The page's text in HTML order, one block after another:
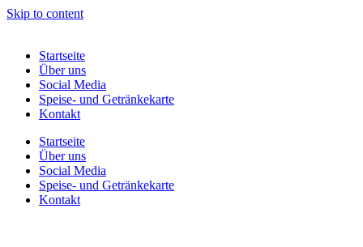
Skip to content
Startseite
Über uns
Social Media
Speise- und Getränkekarte
Kontakt
Startseite
Über uns
Social Media
Speise- und Getränkekarte
Kontakt